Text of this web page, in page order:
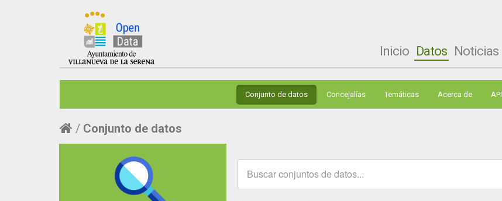
Inicio Datos Noticias
Conjunto de datos Concejalías Temáticas Acerca de API
Conjunto de datos